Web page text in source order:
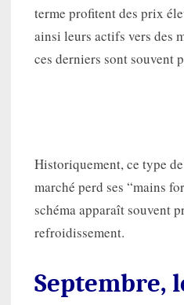
terme profitent des prix
ainsi leurs actifs vers des
ces derniers sont souvent
Historiquement, ce type
marché perd ses “mains
schéma apparaît souvent
refroidissement.
Septembre,